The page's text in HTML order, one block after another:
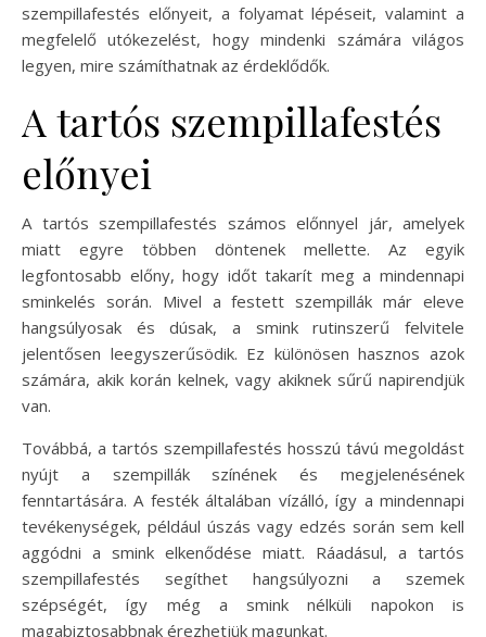
szempillafestés előnyeit, a folyamat lépéseit, valamint a
megfelelő utókezelést, hogy mindenki számára világos
legyen, mire számíthatnak az érdeklődők.
A tartós szempillafestés
előnyei
A tartós szempillafestés számos előnnyel jár, amelyek
miatt egyre többen döntenek mellette. Az egyik
legfontosabb előny, hogy időt takarít meg a mindennapi
sminkelés során. Mivel a festett szempillák már eleve
hangsúlyosak és dúsak, a smink rutinszerű felvitele
jelentősen leegyszerűsödik. Ez különösen hasznos azok
számára, akik korán kelnek, vagy akiknek sűrű napirendjük
van.
Továbbá, a tartós szempillafestés hosszú távú megoldást
nyújt a szempillák színének és megjelenésének
fenntartására. A festék általában vízálló, így a mindennapi
tevékenységek, például úszás vagy edzés során sem kell
aggódni a smink elkenődése miatt. Ráadásul, a tartós
szempillafestés segíthet hangsúlyozni a szemek
szépségét, így még a smink nélküli napokon is
magabiztosabbnak érezhetjük magunkat.